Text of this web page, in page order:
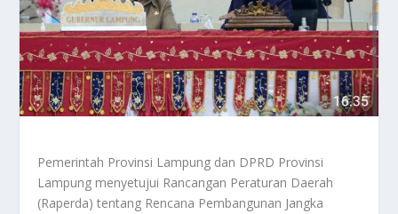
Pemerintah Provinsi Lampung dan DPRD Provinsi
Lampung menyetujui Rancangan Peraturan Daerah
(Raperda) tentang Rencana Pembangunan Jangka